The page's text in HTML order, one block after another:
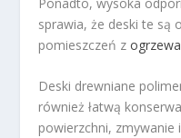
sprawia, że deski te są
pomieszczeń z
Deski drewniane
również łatwą
powierzchni, zmywanie